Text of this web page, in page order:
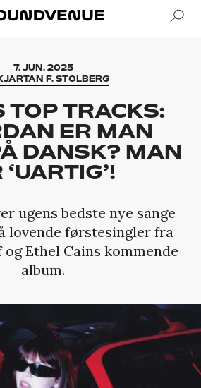
Soundvenue
7. JUN. 2025
F. STOLBERG
TOP TRACKS:
ER MAN
DANSK? MAN
‘UARTIG’!
ugens bedste nye sange
lovende førstesingler fra
og Ethel Cains kommende
album.